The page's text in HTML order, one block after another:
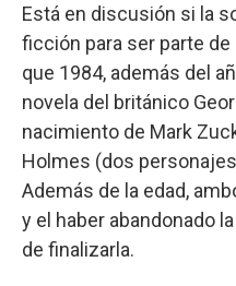
Está en discusión si la
ficción para ser parte de
que 1984, además del
novela del británico
nacimiento de Mark
Holmes (dos
Además de la edad,
y el haber abandonado
de finalizarla.